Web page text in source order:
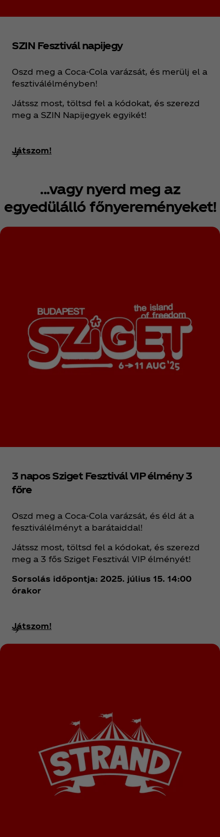
SZIN Fesztivál napijegy
Oszd meg a Coca‑Cola varázsát, és merülj el a
fesztiválélményben!
Játssz most, töltsd fel a kódokat, és szerezd
meg a SZIN Napijegyek egyikét!
Játszom!
...vagy nyerd meg az
egyedülálló főnyereményeket!
3 napos Sziget Fesztivál VIP élmény 3
főre
Oszd meg a Coca‑Cola varázsát, és éld át a
fesztiválélményt a barátaiddal!
Játssz most, töltsd fel a kódokat, és szerezd
meg a 3 fős Sziget Fesztivál VIP élményét!
Sorsolás időpontja: 2025. július 15. 14:00
órakor
Játszom!